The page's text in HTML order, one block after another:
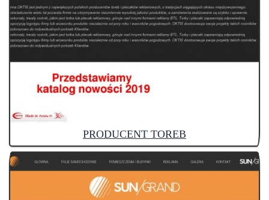
PRODUCENT TOREB